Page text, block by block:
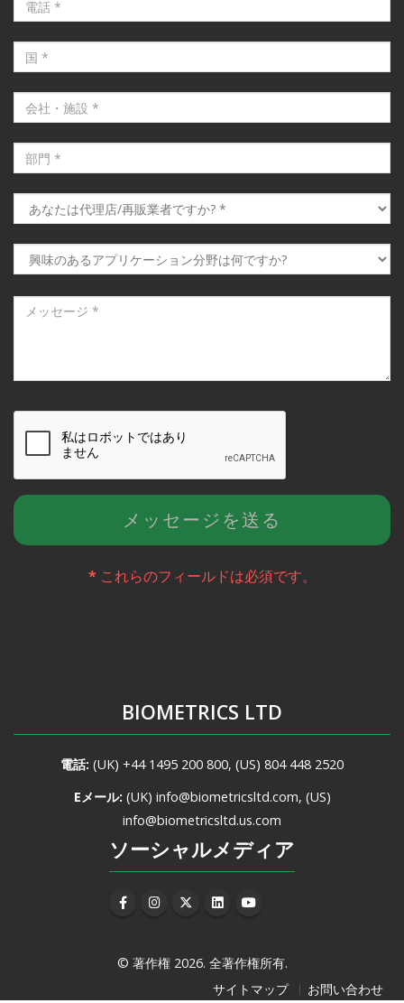
*これらのフィールドは必須です。
BIOMETRICS LTD
電話: (UK) +44 1495 200 800, (US) 804 448 2520
Eメール: (UK) info@biometricsltd.com, (US)
info@biometricsltd.us.com
ソーシャルメディア
© 著作権 2026. 全著作権所有.
サイトマップ
お問い合わせ